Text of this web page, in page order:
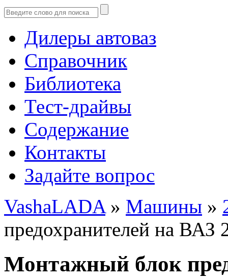
Дилеры автоваз
Справочник
Библиотека
Тест-драйвы
Содержание
Контакты
Задайте вопрос
VashaLADA» Машины »
предохранителей на ВАЗ
Монтажный блок